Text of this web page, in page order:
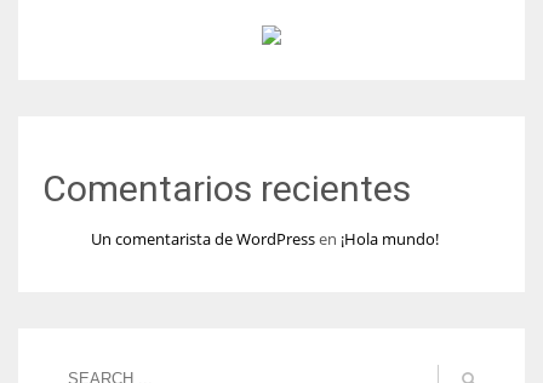
Comentarios recientes
Un comentarista de WordPressen ¡Hola mundo!